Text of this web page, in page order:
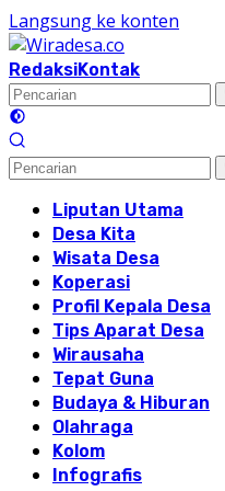
Langsung ke konten
RedaksiKontak
Liputan Utama
Desa Kita
Wisata Desa
Koperasi
Profil Kepala Desa
Tips Aparat Desa
Wirausaha
Tepat Guna
Budaya & Hiburan
Olahraga
Kolom
Infografis